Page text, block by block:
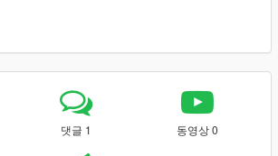
댓글 1 동영상 0